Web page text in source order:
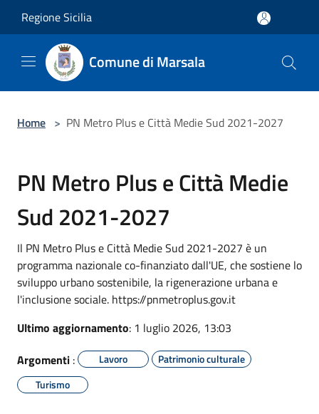
Regione Sicilia
Comune di Marsala
Home > PN Metro Plus e Città Medie Sud 2021-2027
PN Metro Plus e Città Medie
Sud 2021-2027
Il PN Metro Plus e Città Medie Sud 2021-2027 è un
programma nazionale co-finanziato dall'UE, che sostiene lo
sviluppo urbano sostenibile, la rigenerazione urbana e
l'inclusione sociale. https://pnmetroplus.gov.it
Ultimo aggiornamento: 1 luglio 2026, 13:03
Argomenti : Lavoro
Patrimonio culturale
Turismo